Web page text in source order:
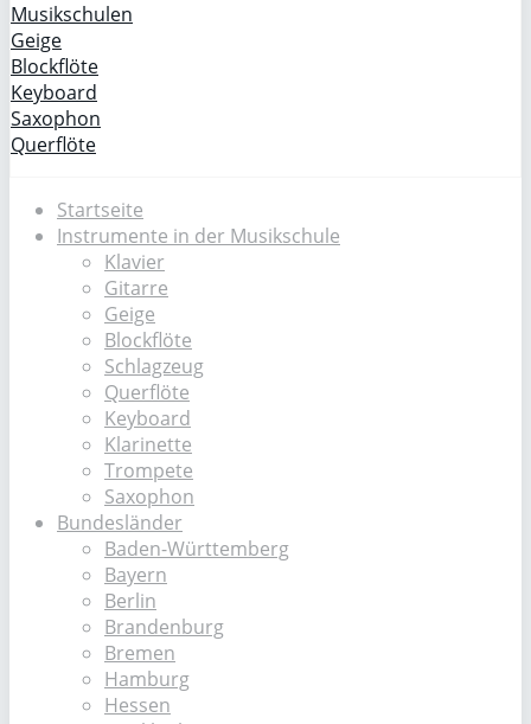
Musikschulen
Geige
Blockflöte
Keyboard
Saxophon
Querflöte
Startseite
Instrumente in der Musikschule
Klavier
Gitarre
Geige
Blockflöte
Schlagzeug
Querflöte
Keyboard
Klarinette
Trompete
Saxophon
Bundesländer
Baden-Württemberg
Bayern
Berlin
Brandenburg
Bremen
Hamburg
Hessen